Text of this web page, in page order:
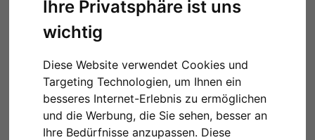
Ihre Privatsphäre ist uns
wichtig
Diese Website verwendet Cookies und
Targeting Technologien, um Ihnen ein
besseres Internet-Erlebnis zu ermöglichen
und die Werbung, die Sie sehen, besser an
Ihre Bedürfnisse anzupassen. Diese